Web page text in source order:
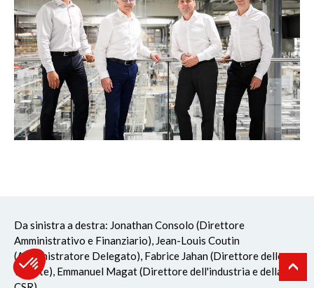
Da sinistra a destra: Jonathan Consolo (Direttore
Amministrativo e Finanziario), Jean-Louis Coutin
(Amministratore Delegato), Fabrice Jahan (Direttore delle
vendite), Emmanuel Magat (Direttore dell'industria e della